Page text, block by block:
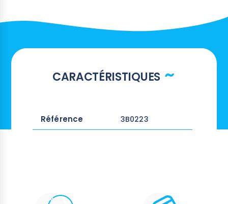
CARACTÉRISTIQUES
Référence 3B0223